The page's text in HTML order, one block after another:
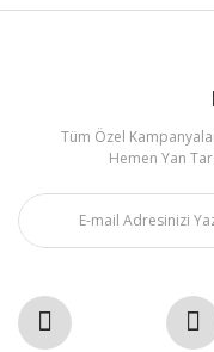
Tüm Özel
Hemen Yan